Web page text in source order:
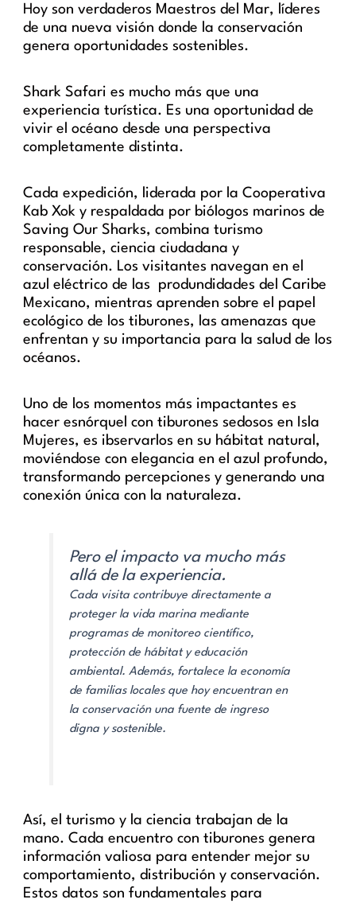
Hoy son verdaderos Maestros del Mar, líderes
de una nueva visión donde la conservación
genera oportunidades sostenibles.
Shark Safari es mucho más que una
experiencia turística. Es una oportunidad de
vivir el océano desde una perspectiva
completamente distinta.
Cada expedición, liderada por la Cooperativa
Kab Xok y respaldada por biólogos marinos de
Saving Our Sharks, combina turismo
responsable, ciencia ciudadana y
conservación. Los visitantes navegan en el
azul eléctrico de las produndidades del Caribe
Mexicano, mientras aprenden sobre el papel
ecológico de los tiburones, las amenazas que
enfrentan y su importancia para la salud de los
océanos.
Uno de los momentos más impactantes es
hacer esnórquel con tiburones sedosos en Isla
Mujeres, es ibservarlos en su hábitat natural,
moviéndose con elegancia en el azul profundo,
transformando percepciones y generando una
conexión única con la naturaleza.
Pero el impacto va mucho más
allá de la experiencia.
Cada visita contribuye directamente a
proteger la vida marina mediante
programas de monitoreo científico,
protección de hábitat y educación
ambiental. Además, fortalece la economía
de familias locales que hoy encuentran en
la conservación una fuente de ingreso
digna y sostenible.
Así, el turismo y la ciencia trabajan de la
mano. Cada encuentro con tiburones genera
información valiosa para entender mejor su
comportamiento, distribución y conservación.
Estos datos son fundamentales para